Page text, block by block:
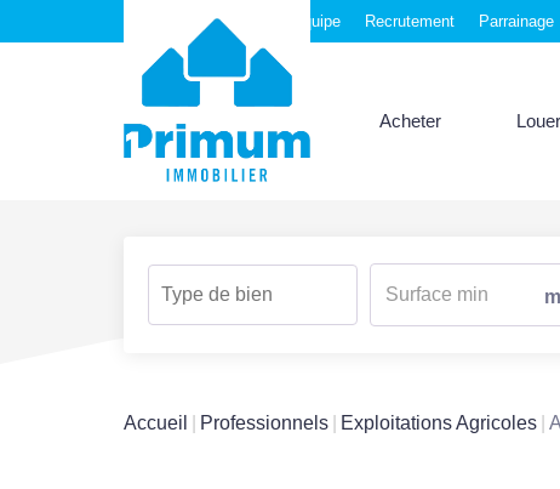
Nos agences Notre équipe Recrutement Parrainage
Acheter Louer
Accueil Professionnels Exploitations Agricoles